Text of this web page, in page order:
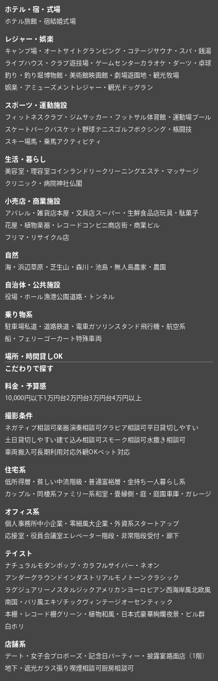
ホテル・宿・式場
ホテル旅館・宿結婚式場
レジャー・娯楽
キャンプ場・オートサイト グランピング・コテージサウナ・スパ・銭湯
ライブハウス・クラブ遊技場・ゲームセンターカラオケ・ダーツ・卓球
釣り・釣り堀博物館・美術館映画館・劇場遊園地・観光牧場
娯楽・アミューズメント レジャー・観光 ドッグラン
スポーツ・運動施設
フィットネスクラブ・ジム サッカー・フットサル体育館・運動場プール
スケートパーク バスケット 野球テニス ゴルフ ボクシング・格闘技
スキー場馬・乗馬アクティビティ
生活・暮らし
美容室・理容室 コインランドリー クリーニングエステ・マッサージ
クリニック・病院神社仏閣
小売店・商業施設
アパレル・雑貨店本屋・文具店 スーパー・生鮮食品店玩具・駄菓子
花屋・植物楽器・レコード コンビニ商店街・商業ビル
フリマ・リサイクル店
自然
海・浜辺 草原・芝生山・森川・池島・無人島農家・農園
自治体・公共施設
役場・ホール漁港公園 道路・トンネル
乗り物系
駐車場私道・道路鉄道・電車 ガソリンスタンド 飛行機・航空系
船・フェリー ゴーカート特殊車両
場所・時間貸しOK
こだわりで探す
料金・予算感
10,000円以下1万円台2万円台3万円台4万円以上
撮影条件
ネガティブ相談可楽器演奏相談可 グラビア相談可 平日貸切しやすい
土日貸切しやすい建て込み相談可 スモーク相談可 水撒き相談可
車両搬入可長期利用対応外観OKペット対応
住宅系
低所得層・貧しい中流階級・普通富裕層・金持ち 一人暮らし系
カップル・同棲系ファミリー系和室・畳縁側・庭・庭園 車庫・ガレージ
オフィス系
個人事務所中小企業・零細風大企業・外資系スタートアップ
応接室・役員会議室 エレベーター 階段・非常階段受付・廊下
テイスト
ナチュラルモダンポップ・カラフルサイバー・ネオン
アンダーグラウンド インダストリアルモノトーン クラシック
ラグジュアリー ノスタルジック アメリカン ヨーロピアン 西海岸風北欧風
南国・バリ風 エキゾチック ヴィンテージ オーセンティック
本棚・レコード棚グリーン・植物和風・日本式豪華絢爛夜景・ビル群
白ホリ
店舗系
デート・女子会プロポーズ・記念日 パーティー・披露宴路面店（1階）
地下・遮光ガラス張り 喫煙相談可 厨房相談可